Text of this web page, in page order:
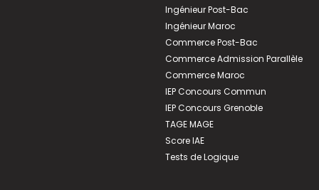
Ingénieur Post-Bac
Ingénieur Maroc
Commerce Post-Bac
Commerce Admission Parallèle
Commerce Maroc
IEP Concours Commun
IEP Concours Grenoble
TAGE MAGE
Score IAE
Tests de Logique